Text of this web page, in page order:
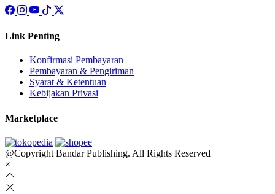
Link Penting
Konfirmasi Pembayaran
Pembayaran & Pengiriman
Syarat & Ketentuan
Kebijakan Privasi
Marketplace
@Copyright Bandar Publishing. All Rights Reserved
×